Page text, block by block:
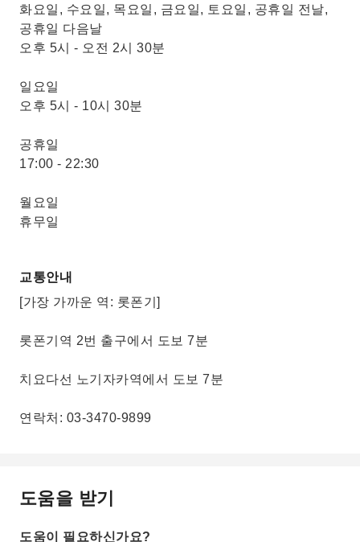
화요일, 수요일, 목요일, 금요일, 토요일, 공휴일 전날,
공휴일 다음날
오후 5시 - 오전 2시 30분
일요일
오후 5시 - 10시 30분
공휴일
17:00 - 22:30
월요일
휴무일
교통안내
[가장 가까운 역: 롯폰기]
롯폰기역 2번 출구에서 도보 7분
치요다선 노기자카역에서 도보 7분
연락처: 03-3470-9899
도움을 받기
도움이 필요하신가요?